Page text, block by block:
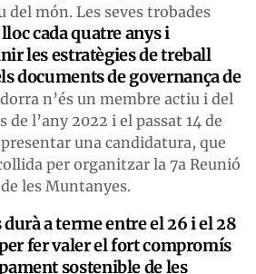
del món. Les seves trobades
cada quatre anys i
les estratègies de treball
documents de governança de
n’és un membre actiu i del
l’any 2022 i el passat 14 de
una candidatura, que
per organitzar la 7a Reunió
les Muntanyes.
durà a terme entre el 26 i el 28
fer valer el fort compromís
sostenible de les